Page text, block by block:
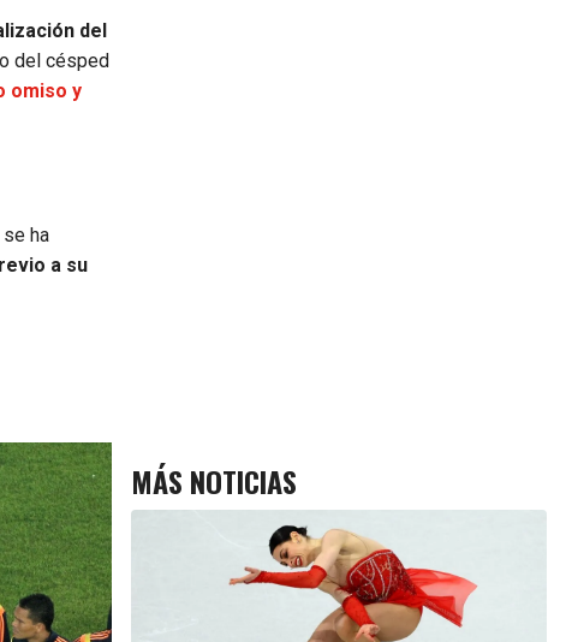
del
del césped
omiso y
se ha
a su
MÁS NOTICIAS